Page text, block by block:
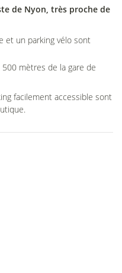
de Nyon, très proche de
et un parking vélo sont
mètres de la gare de
facilement accessible sont